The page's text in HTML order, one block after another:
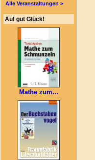
Alle Veranstaltungen >
Auf gut Glück!
Mathe zum...